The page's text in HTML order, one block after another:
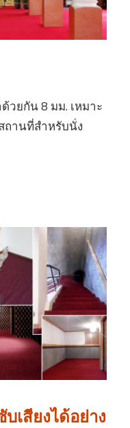
ยกัน 8 มม. เหมาะ
ถานที่สำหรับนั่ง
เสียงได้อย่าง